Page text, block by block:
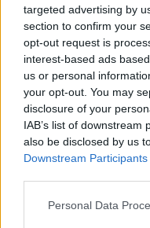
targeted advertising by
section to confirm your
opt-out request is
interest-based ads
us or personal
your opt-out. You may
disclosure of your
IAB’s list of
also be disclosed by us
Downstream Participants
Please note that this
Personal Data
“Pirmo reizi ko tādu
redzu.” Pircēji
par veikalā novēroto
jaunieviesumu